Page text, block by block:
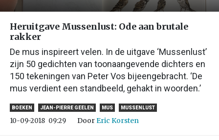
Heruitgave Mussenlust: Ode aan brutale
rakker
De mus inspireert velen. In de uitgave ‘Mussenlust’
zijn 50 gedichten van toonaangevende dichters en
150 tekeningen van Peter Vos bijeengebracht. ‘De
mus verdient een standbeeld, gehakt in woorden.’
BOEKEN JEAN-PIERRE GEELEN MUS MUSSENLUST
10-09-2018 09:29 DoorEric Korsten